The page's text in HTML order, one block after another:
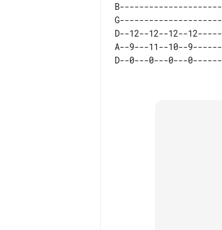
D--12--12--12--
A--9---11--10--